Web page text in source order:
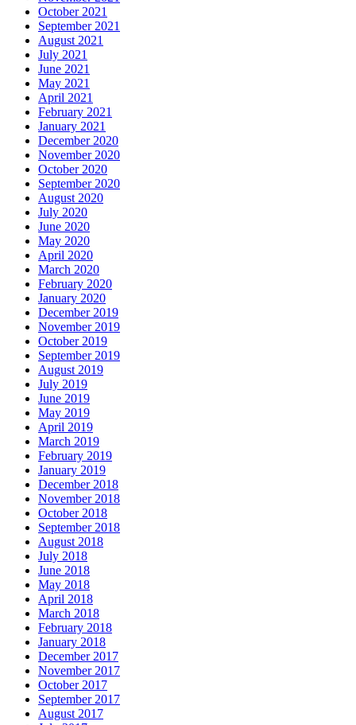
October 2021
September 2021
August 2021
July 2021
June 2021
May 2021
April 2021
February 2021
January 2021
December 2020
November 2020
October 2020
September 2020
August 2020
July 2020
June 2020
May 2020
April 2020
March 2020
February 2020
January 2020
December 2019
November 2019
October 2019
September 2019
August 2019
July 2019
June 2019
May 2019
April 2019
March 2019
February 2019
January 2019
December 2018
November 2018
October 2018
September 2018
August 2018
July 2018
June 2018
May 2018
April 2018
March 2018
February 2018
January 2018
December 2017
November 2017
October 2017
September 2017
August 2017